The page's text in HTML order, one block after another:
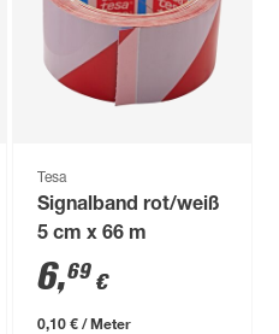
Tesa
Signalband rot/weiß
5 cm x 66 m
6,69 €
0,10 € / Meter